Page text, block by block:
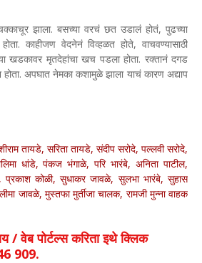
झाला. बसच्या वरचं छत उडालं होतं, पुढच्या
काहीजण वेदनेनं विव्हळत होते, वाचवण्यासाठी
खडकावर मृतदेहांचा खच पडला होता. रक्तानं दगड
अपघात नेमका कशामुळे झाला याचं कारण अद्याप
तायडे, सरिता तायडे, संदीप सरोदे, पल्लवी सरोदे,
धांडे, पंकज भंगाळे, परि भारंबे, अनिता पाटील,
प्रकाश कोळी, सुधाकर जावळे, सुलभा भारंबे, सुहास
जावळे, मुस्तफा मुर्तीजा चालक, रामजी मुन्ना वाहक
/ वेब पोर्टल्स करिता इथे क्लिक
909.